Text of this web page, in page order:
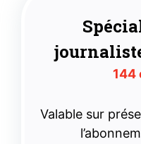
144
Valable sur